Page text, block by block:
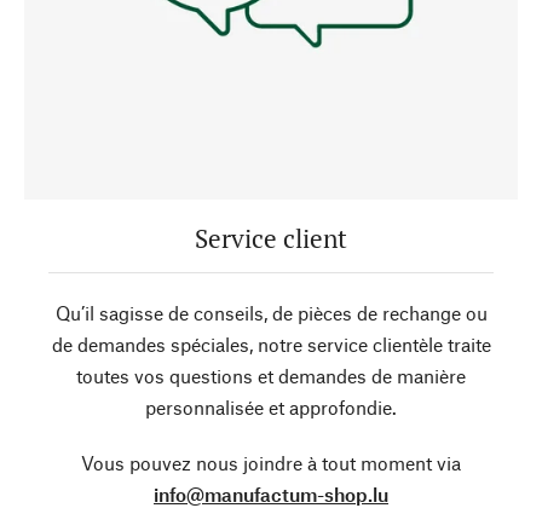
Service client
Qu’il sagisse de conseils, de pièces de rechange ou
de demandes spéciales, notre service clientèle traite
toutes vos questions et demandes de manière
personnalisée et approfondie.
Vous pouvez nous joindre à tout moment via
info@manufactum-shop.lu